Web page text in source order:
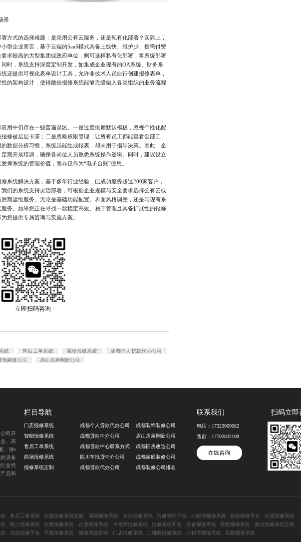
景
式的选择难题：是采用公有云服务，还是私有化部署？实际上，
型企业而言，基于云端的SaaS模式具备上线快、维护少、按需付费
求较高的大型集团或政府单位，则可选择私有化部署，将系统部署
时，系统支持深度定制开发，如集成企业现有的OA系统、财务系
还提供可视化表单设计工具，允许非技术人员自行创建报修表单，
的架构设计，使得微信报修系统能够无缝融入各类组织的业务流程
中仍存在一些普遍误区。一是过度依赖默认模板，忽视个性化配
修被层层卡滞；二是忽略权限管理，让所有员工都能查看全部工
数据分析习惯，系统虽能生成报表，却未用于指导决策。因此，企
期开展培训，确保各岗位人员熟悉系统操作逻辑。同时，建议设立
挥系统的管理价值，而非仅作为“电子台账”使用。
统解决方案，基于多年行业经验，已成功服务超过200家客户，
们的系统支持灵活部署，可根据企业规模与安全要求选择公有云或
期运维服务。无论是基础功能配置、界面风格调整，还是与现有系
务。如果您正在寻找一款稳定高效、易于管理且具备扩展性的报修
您提供专属咨询与实施方案。
立即扫码咨询
统 售后工单系统 商场报修系统
成都个人贷款代办公司
饰装修公司 眉山房屋翻新公司
司开
、高
。微e
设备
业经
品和
栏目导航
门店报修系统
智能报修系统
售后工单系统
商场报修系统
报修系统定制
成都个人贷款代办公司
成都贷款中介公司
成都贷款中心联系方式
四川车抵贷中介公司
成都贷款代办公司
成都装饰装修公司
眉山房屋翻新公司
成都旧房改造公司
成都家庭装修公司
成都装修公司排名
联系我们
电话： 17323069082
售前： 17702832108
在线咨询
扫码立即
售后工单系统 在线报修系统定制 商场报修系统 企业报修系统 报修管理平台 小程序报修系统 在线报修平台
在线报修系统
线上报修系统 在线报修系统 企业报修系统 小程序报修系统 报修系统开发 设备报修系统 学校报修系统
微信报修系统定制
在线报修平台 手机报修系统 报修系统定制 门店报修系统 二维码报修系统 小程序报修系统 后勤报修系统